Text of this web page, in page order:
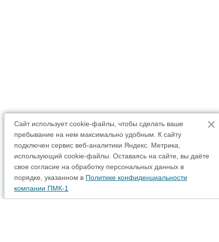
Сайт использует cookie-файлы, чтобы сделать ваше
пребывание на нем максимально удобным. К cайту
подключен сервис веб-аналитики Яндекс. Метрика,
использующий cookie-файлы. Оставаясь на сайте, вы даёте
свое согласие на обработку персональных данных в
порядке, указанном в Политике конфиденциальности
компании ПМК-1
×